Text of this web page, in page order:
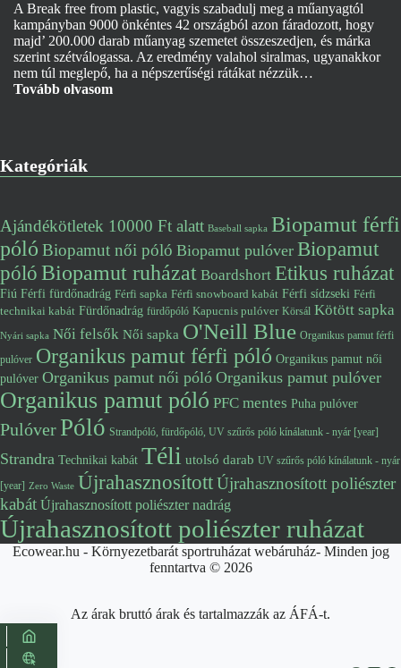
A Break free from plastic, vagyis szabadulj meg a műanyagtól
kampányban 9000 önkéntes 42 országból azon fáradozott, hogy
majd’ 200.000 darab műanyag szemetet összeszedjen, és márka
szerint szétválogassa. Az eredmény valahol siralmas, ugyanakkor
nem túl meglepő, ha a népszerűségi rátákat nézzük…
Tovább olvasom
Kategóriák
Ajándékötletek 10000 Ft alatt Baseball sapka Biopamut férfi
póló Biopamut női póló Biopamut pulóver Biopamut
pólóBiopamut ruházat Boardshort Etikus ruházat
Fiú Férfi fürdőnadrág Férfi sapka Férfi snowboard kabát Férfi sídzseki Férfi
technikai kabát Fürdőnadrág fürdőpóló Kapucnis pulóver Körsál Kötött sapka
Nyári sapka Női felsők Női sapka O'Neill Blue Organikus pamut férfi
pulóver Organikus pamut férfi póló Organikus pamut női
pulóver Organikus pamut női póló Organikus pamut pulóver
Organikus pamut póló PFC mentes Puha pulóver
PulóverPóló Strandpóló, fürdőpóló, UV szűrős póló kínálatunk - nyár [year]
Strandra Technikai kabát Téli utolsó darab UV szűrős póló kínálatunk - nyár
[year] Zero Waste ÚjrahasznosítottÚjrahasznosított poliészter
kabát Újrahasznosított poliészter nadrág
Újrahasznosított poliészter ruházat
Ecowear.hu - Környezetbarát sportruházat webáruház- Minden jog
fenntartva © 2026
Az árak bruttó árak és tartalmazzák az ÁFÁ-t.